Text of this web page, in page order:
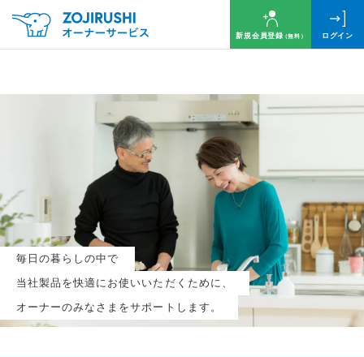
新規会員登録（無料） ログイン
毎日の暮らしの中で
当社製品を快適にお使いいただくために、
オーナーのみなさまをサポートします。
毎月抽選で 名様に
円分のQUOカードプレゼント！
新規会員登録（無料）
ログイン
※新規会員登録または追加製品登録をいただいた方が対象です
※オーナーサービスは日本国内にお住まいの個人の方向けサービスとなります